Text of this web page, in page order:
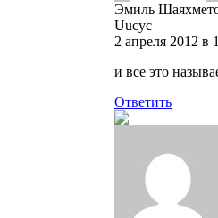
Эмиль
Uucyc
2 апреля 2012 в
и все это
Ответить